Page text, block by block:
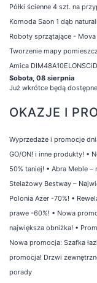
Półki ścienne 4 szt. na
Komoda Saon 1 dąb
Roboty sprzątające -
Tworzenie mapy
Amica
Sobota, 08 sierpnia
Już wkrótce będą
OKAZJE I
Wyprzedaże i promocje
GO/ON! i inne produkty! •
50% taniej! • Abra Meble –
Stelażowy Bestway –
Polonia Azer -70%! •
prawe -60%! • Nowa
największa obniżka! •
Nowa promocja: Szafka
promocja! Drzwi
porady